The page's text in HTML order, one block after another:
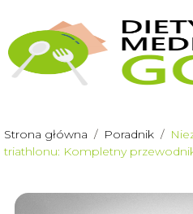
Strona główna / Poradnik /
triathlonu: Kompletny